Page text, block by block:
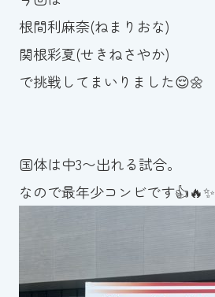
根間利麻奈(ねまりおな)
関根彩夏(せきねさやか)
で挑戦してまいりました😌🌼
国体は中3〜出れる試合。
なので最年少コンビです👍🔥✨